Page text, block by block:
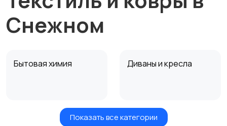
Снежном
Бытовая химия Диваны и кресла
Кровати и матрасы Кухонные гарнитуры
Показать все категории